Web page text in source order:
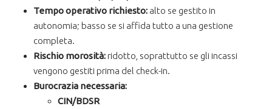
Tempo operativo richiesto: alto se gestito in
autonomia; basso se si affida tutto a una gestione
completa.
Rischio morosità:ridotto, soprattutto se gli incassi
vengono gestiti prima del check-in.
Burocrazia necessaria:
CIN/BDSR